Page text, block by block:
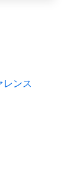
レンス